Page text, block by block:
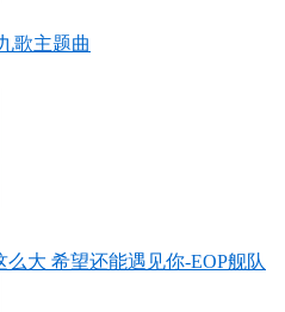
歌主题曲
大 希望还能遇见你-EOP舰队